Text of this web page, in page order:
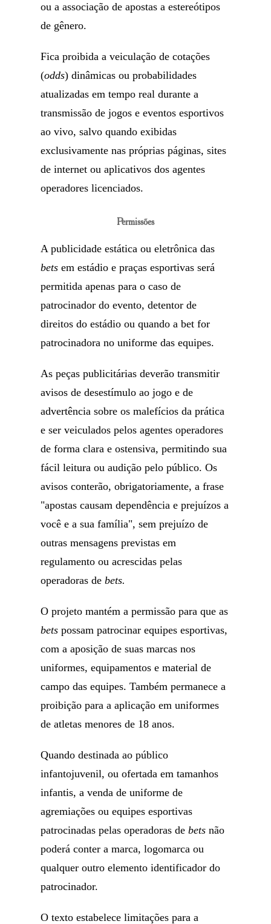
ou a associação de apostas a estereótipos
de gênero.
Fica proibida a veiculação de cotações
(odds) dinâmicas ou probabilidades
atualizadas em tempo real durante a
transmissão de jogos e eventos esportivos
ao vivo, salvo quando exibidas
exclusivamente nas próprias páginas, sites
de internet ou aplicativos dos agentes
operadores licenciados.
Permissões
A publicidade estática ou eletrônica das
bets em estádio e praças esportivas será
permitida apenas para o caso de
patrocinador do evento, detentor de
direitos do estádio ou quando a bet for
patrocinadora no uniforme das equipes.
As peças publicitárias deverão transmitir
avisos de desestímulo ao jogo e de
advertência sobre os malefícios da prática
e ser veiculados pelos agentes operadores
de forma clara e ostensiva, permitindo sua
fácil leitura ou audição pelo público. Os
avisos conterão, obrigatoriamente, a frase
"apostas causam dependência e prejuízos a
você e a sua família", sem prejuízo de
outras mensagens previstas em
regulamento ou acrescidas pelas
operadoras debets.
O projeto mantém a permissão para que as
betspossam patrocinar equipes esportivas,
com a aposição de suas marcas nos
uniformes, equipamentos e material de
campo das equipes. Também permanece a
proibição para a aplicação em uniformes
de atletas menores de 18 anos.
Quando destinada ao público
infantojuvenil, ou ofertada em tamanhos
infantis, a venda de uniforme de
agremiações ou equipes esportivas
patrocinadas pelas operadoras debets não
poderá conter a marca, logomarca ou
qualquer outro elemento identificador do
patrocinador.
O texto estabelece limitações para a